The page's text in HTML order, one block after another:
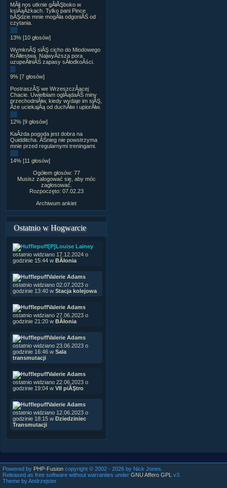
MĂłj nos utknie gÂłĂŞboko w
ksiÂąÂżkach. Tylko pani Pince
bĂŞdzie mnie mogÂła odgoniĂŚ od
czytania.
13% [10 głosów]
WymknĂŞ siĂŞ cicho do Miodowego
KrĂłlestwa. NajwyÂższa pora
uzupeÂłniĂŚ zapasy sÂłodkoÂści.
9% [7 głosów]
PostraszĂŞ we WrzeszczÂącej
Chacie. Uwielbiam oglÂądaĂŚ miny
przechodniĂłw, kiedy wydaje im siĂŞ,
Âże uciekajÂą od duchĂłw i upiorĂłw.
12% [9 głosów]
KaÂżda pogoda jest dobra na
Quidditcha. ÂŚnieg nie powstrzyma
mnie przed regularnymi treningami.
14% [11 głosów]
Ogółem głosów: 77
Musisz zalogować się, aby móc
zagłosować.
Rozpoczęto: 07.02.23
Archiwum ankiet
Ostatnio w Hogwarcie
[P]Louise Lainey
ostatnio widziano 17.12.2024 o
godzinie 15:44 w BÂłonia
Valerie Adams
ostatnio widziano 02.07.2023 o
godzinie 13:40 w Stacja kolejowa
Valerie Adams
ostatnio widziano 27.06.2023 o
godzinie 21:20 w BÂłonia
Valerie Adams
ostatnio widziano 23.06.2023 o
godzinie 16:46 w Sala
transmutacji
Valerie Adams
ostatnio widziano 22.06.2023 o
godzinie 19:04 w VII piĂŞtro
Valerie Adams
ostatnio widziano 12.06.2023 o
godzinie 18:15 w Dziedziniec
Transmutacji
Powered by PHP-Fusion copyright © 2002 - 2026 by Nick Jones.
Released as free software without warranties under GNU Affero GPL
v3.
Theme by Andrzejster